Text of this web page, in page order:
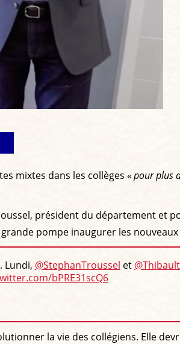
mixtes dans les collèges « pour plus
président du département et
pompe inaugurer les
Lundi, @StephanTroussel et
bPRE31scQ6
la vie des collégiens. Elle